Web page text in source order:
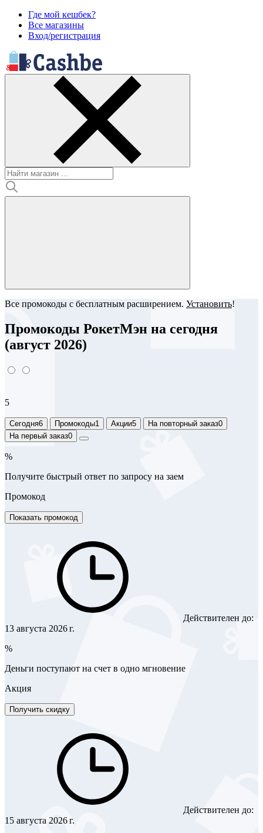
Где мой кешбек?
Все магазины
Вход/регистрация
Все промокоды с бесплатным расширением. Установить!
Промокоды РокетМэн на сегодня
(август 2026)
5
Сегодня6 Промокоды1 Акции5 На повторный заказ0
На первый заказ0
%
Получите быстрый ответ по запросу на заем
Промокод
Показать промокод
Действителен до:
13 августа 2026 г.
%
Деньги поступают на счет в одно мгновение
Акция
Получить скидку
Действителен до:
15 августа 2026 г.